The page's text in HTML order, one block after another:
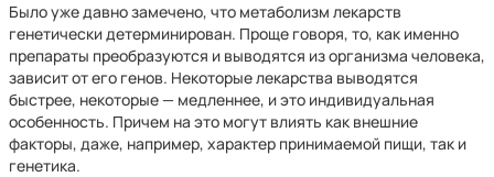
Было уже давно замечено, что метаболизм лекарств
генетически детерминирован. Проще говоря, то, как именно
препараты преобразуются и выводятся из организма человека,
зависит от его генов. Некоторые лекарства выводятся
быстрее, некоторые — медленнее, и это индивидуальная
особенность. Причем на это могут влиять как внешние
факторы, даже, например, характер принимаемой пищи, так и
генетика.